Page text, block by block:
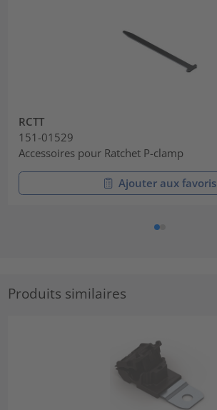
RCTT
151-01529
Accessoires pour Ratchet P-clamp
Ajouter aux favoris
Produits similaires